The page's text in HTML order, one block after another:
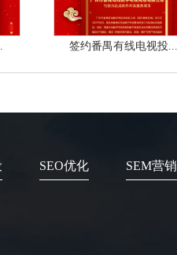
签约番禺有线电视投...
SEO优化 SEM营销